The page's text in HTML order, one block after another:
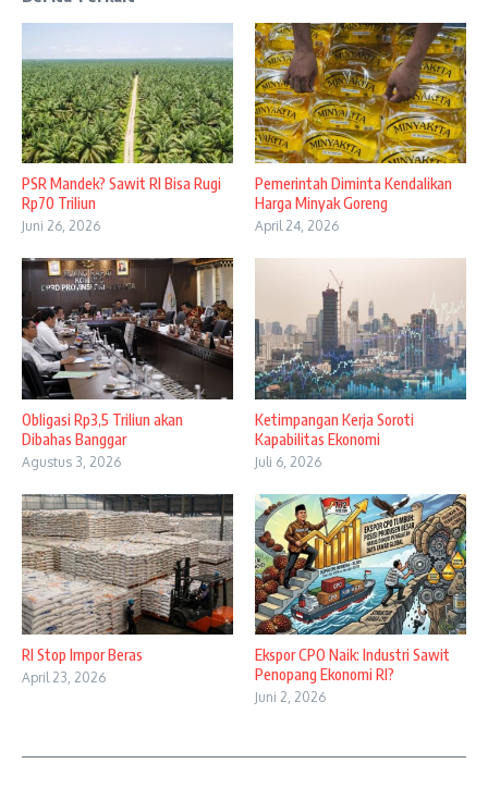
PSR Mandek? Sawit RI Bisa Rugi
Rp70 Triliun
Juni 26, 2026
Pemerintah Diminta Kendalikan
Harga Minyak Goreng
April 24, 2026
Obligasi Rp3,5 Triliun akan
Dibahas Banggar
Agustus 3, 2026
Ketimpangan Kerja Soroti
Kapabilitas Ekonomi
Juli 6, 2026
RI Stop Impor Beras
April 23, 2026
Ekspor CPO Naik: Industri Sawit
Penopang Ekonomi RI?
Juni 2, 2026